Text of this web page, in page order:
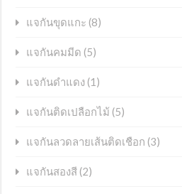
แจกันขุดแกะ (8)
แจกันคมมีด (5)
แจกันดำแดง (1)
แจกันติดเปลือกไม้ (5)
แจกันลวดลายเส้นติดเชือก (3)
แจกันสองสี (2)